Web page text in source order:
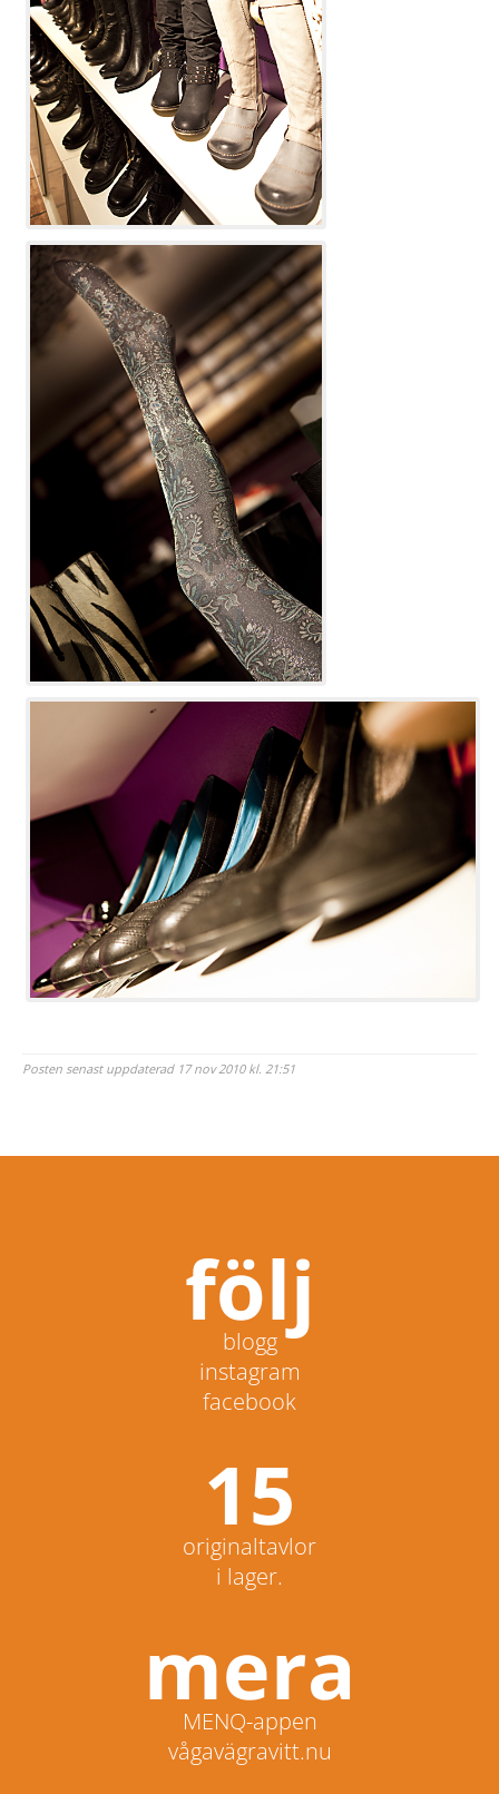
Posten senast uppdaterad 17 nov 2010 kl. 21:51
följ
blogg
instagram
facebook
15
originaltavlor
i lager.
mera
MENQ-appen
vågavägravitt.nu